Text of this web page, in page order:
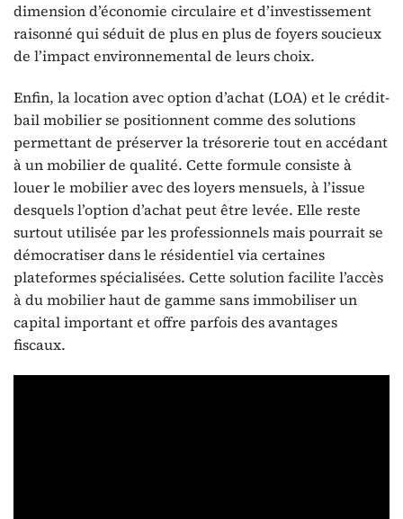
dimension d’économie circulaire et d’investissement
raisonné qui séduit de plus en plus de foyers soucieux
de l’impact environnemental de leurs choix.
Enfin, la location avec option d’achat (LOA) et le crédit-
bail mobilier se positionnent comme des solutions
permettant de préserver la trésorerie tout en accédant
à un mobilier de qualité. Cette formule consiste à
louer le mobilier avec des loyers mensuels, à l’issue
desquels l’option d’achat peut être levée. Elle reste
surtout utilisée par les professionnels mais pourrait se
démocratiser dans le résidentiel via certaines
plateformes spécialisées. Cette solution facilite l’accès
à du mobilier haut de gamme sans immobiliser un
capital important et offre parfois des avantages
fiscaux.